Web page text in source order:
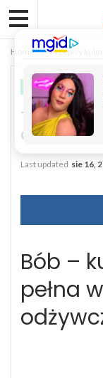
Home Przepisy
PRZEPISY KULINARNE
Tak
Cennych
Last updated sie 16,
Bób –
pełna